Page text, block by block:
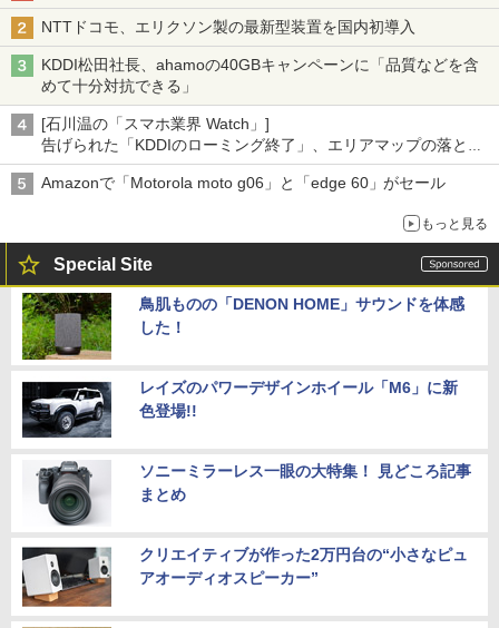
NTTドコモ、エリクソン製の最新型装置を国内初導入
KDDI松田社長、ahamoの40GBキャンペーンに「品質などを含
めて十分対抗できる」
[石川温の「スマホ業界 Watch」]
告げられた「KDDIのローミング終了」、エリアマップの落とし
穴と楽天モバイルの課題
Amazonで「Motorola moto g06」と「edge 60」がセール
もっと見る
Special Site
鳥肌ものの「DENON HOME」サウンドを体感
した！
レイズのパワーデザインホイール「M6」に新
色登場!!
ソニーミラーレス一眼の大特集！ 見どころ記事
まとめ
クリエイティブが作った2万円台の“小さなピュ
アオーディオスピーカー”